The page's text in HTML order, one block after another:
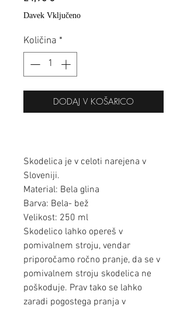
Davek Vključeno
Količina *
DODAJ V KOŠARICO
Skodelica je v celoti narejena v
Sloveniji.
Material: Bela glina
Barva: Bela- bež
Velikost: 250 ml
Skodelico lahko opereš v
pomivalnem stroju, vendar
priporočamo ročno pranje, da se v
pomivalnem stroju skodelica ne
poškoduje. Prav tako se lahko
zaradi pogostega pranja v